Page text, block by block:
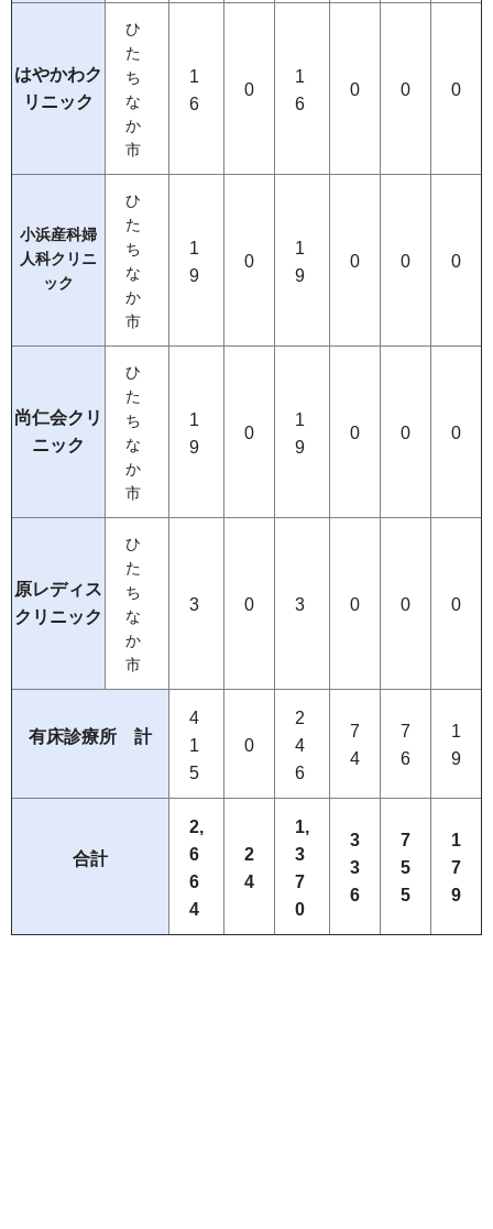
はやかわク
リニック
ひ
た
ち
な
か
市
1
6
0
1
6
0 0 0
小浜産科婦
人科クリニ
ック
ひ
た
ち
な
か
市
1
9
0
1
9
0 0 0
尚仁会クリ
ニック
ひ
た
ち
な
か
市
1
9
0
1
9
0 0 0
原レディス
クリニック
ひ
た
ち
な
か
市
3 0 3 0 0 0
有床診療所 計
4
1
5
0
2
4
6
7
4
7
6
1
9
合計
2,
6
6
4
2
4
1,
3
7
0
3
3
6
7
5
5
1
7
9